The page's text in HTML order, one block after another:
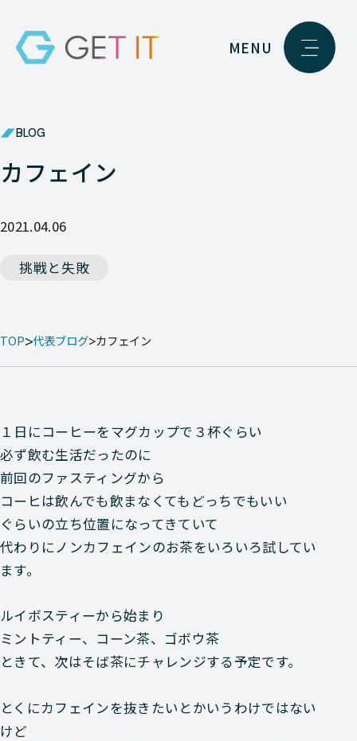
MENU
BLOG
カフェイン
2021.04.06
挑戦と失敗
TOP 代表ブログ カフェイン
１日にコーヒーをマグカップで３杯ぐらい
必ず飲む生活だったのに
前回のファスティングから
コーヒは飲んでも飲まなくてもどっちでもいい
ぐらいの立ち位置になってきていて
代わりにノンカフェインのお茶をいろいろ試してい
ます。
ルイボスティーから始まり
ミントティー、コーン茶、ゴボウ茶
ときて、次はそば茶にチャレンジする予定です。
とくにカフェインを抜きたいとかいうわけではない
けど